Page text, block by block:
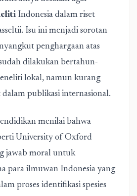
Indonesia dalam riset
Isu ini menjadi sorotan
penghargaan atas
dilakukan bertahun-
lokal, namun kurang
publikasi internasional.
menilai bahwa
University of Oxford
jawab moral untuk
para ilmuwan Indonesia yang
proses identifikasi spesies